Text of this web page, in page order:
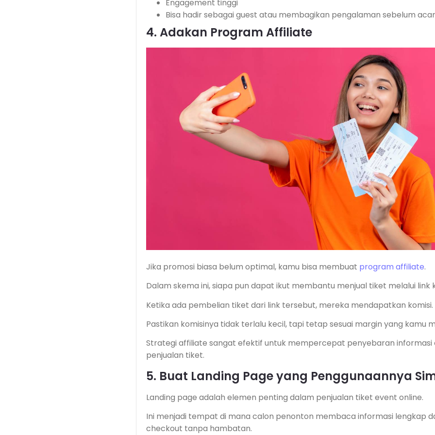
Engagement tinggi
Bisa hadir sebagai guest atau membagikan pengalaman sebelum
4. Adakan Program Affiliate
Jika promosi biasa belum optimal, kamu bisa membuat program affiliate.
Dalam skema ini, siapa pun dapat ikut membantu menjual tiket melalui link
Ketika ada pembelian tiket dari link tersebut, mereka mendapatkan komisi.
Pastikan komisinya tidak terlalu kecil, tapi tetap sesuai margin yang kamu
Strategi affiliate sangat efektif untuk mempercepat penyebaran informasi
penjualan tiket.
5. Buat Landing Page yang Penggunaannya
Landing page adalah elemen penting dalam penjualan tiket event online.
Ini menjadi tempat di mana calon penonton membaca informasi lengkap
checkout tanpa hambatan.